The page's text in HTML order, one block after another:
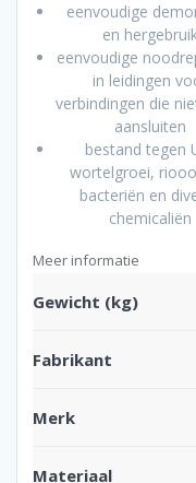
eenvoudige
en
eenvoudige
in leidingen
verbindingen die
aansluiten
bestand tegen
wortelgroei,
bacteriën en
chemicaliën
Meer informatie
Gewicht (kg)
Fabrikant
Merk
Materiaal